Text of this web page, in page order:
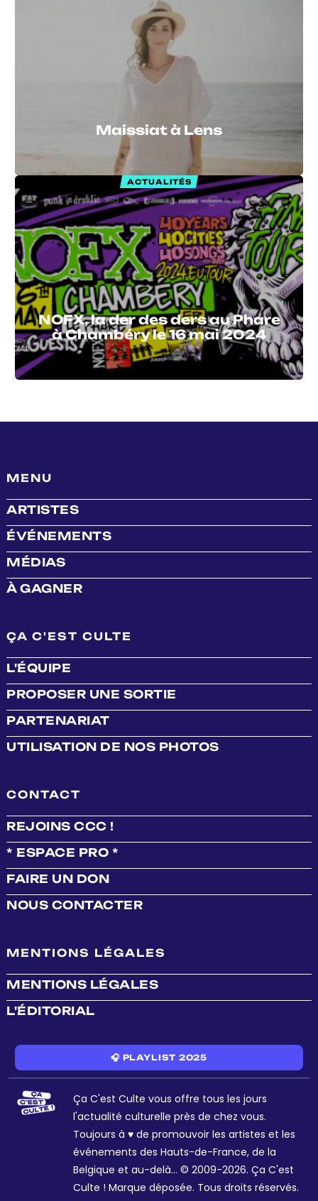
Maissiat à Lens
ACTUALITÉS
NOFX, la der des ders au Phare
à Chambéry le 16 mai 2024
MENU
ARTISTES
ÉVÉNEMENTS
MÉDIAS
À GAGNER
ÇA C'EST CULTE
L'ÉQUIPE
PROPOSER UNE SORTIE
PARTENARIAT
UTILISATION DE NOS PHOTOS
CONTACT
REJOINS CCC !
* ESPACE PRO *
FAIRE UN DON
NOUS CONTACTER
MENTIONS LÉGALES
MENTIONS LÉGALES
L'ÉDITORIAL
🎧 PLAYLIST 2025
Ça C'est Culte vous offre tous les jours
l'actualité culturelle près de chez vous.
Toujours à ♥ de promouvoir les artistes et les
événements des Hauts-de-France, de la
Belgique et au-delà... © 2009-2026. Ça C'est
Culte ! Marque déposée. Tous droits réservés.